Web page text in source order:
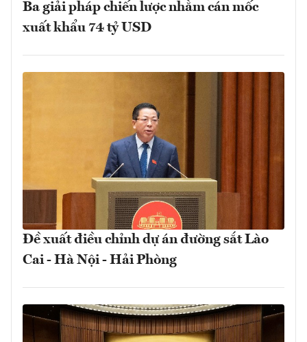
Ba giải pháp chiến lược nhằm cán mốc
xuất khẩu 74 tỷ USD
Đề xuất điều chỉnh dự án đường sắt Lào
Cai - Hà Nội - Hải Phòng